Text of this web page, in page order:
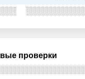
проверки